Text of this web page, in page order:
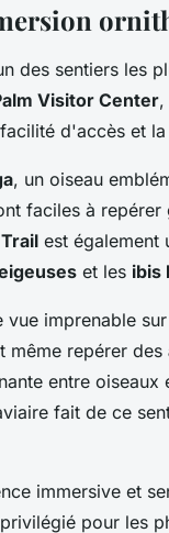
des sentiers les
Visitor Center,
d'accès et
, un oiseau
faciles à
est également
et les ibis
imprenable
même repérer des
entre
fait de ce
immersive et
pour les